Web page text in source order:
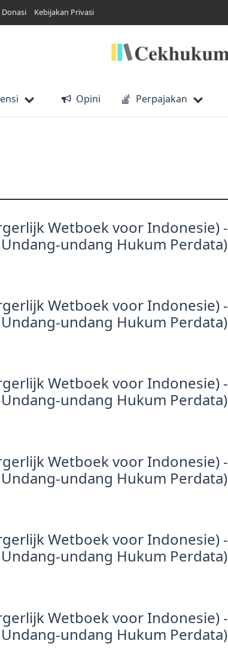
Donasi Kebijakan Privasi
Opini Perpajakan
Wetboek voor Indonesie) -
undang Hukum Perdata)
Wetboek voor Indonesie) -
undang Hukum Perdata)
Wetboek voor Indonesie) -
undang Hukum Perdata)
Wetboek voor Indonesie) -
undang Hukum Perdata)
Wetboek voor Indonesie) -
undang Hukum Perdata)
Wetboek voor Indonesie) -
undang Hukum Perdata)